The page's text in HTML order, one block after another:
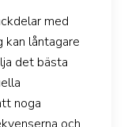
med
låntagare
det bästa
noga